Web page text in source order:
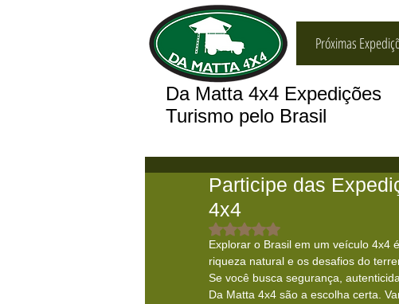
Próximas
Da Matta 4x4 Expedições
Turismo pelo Brasil
Participe das
4x4
Avaliado com NaN de 5
Explorar o Brasil em um veículo 4x4
riqueza natural e os desafios do
Se você busca segurança,
Da Matta 4x4 são a escolha certa.